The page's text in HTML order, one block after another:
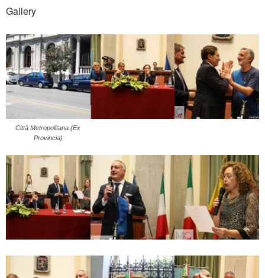
Gallery
Città Metropolitana (Ex
Provincia)